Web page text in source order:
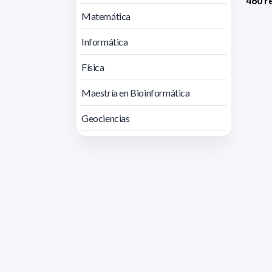
Matemática
Informática
Física
Maestría en Bioinformática
Geociencias